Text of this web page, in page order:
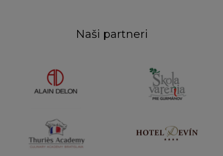
Naši partneri